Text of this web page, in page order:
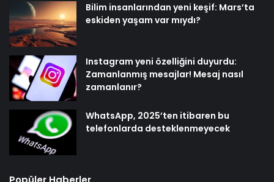
Bilim insanlarından yeni keşif: Mars’ta
eskiden yaşam var mıydı?
Instagram yeni özelliğini duyurdu:
Zamanlanmış mesajlar! Mesaj nasıl
zamanlanır?
WhatsApp, 2025’ten itibaren bu
telefonlarda desteklenmeyecek